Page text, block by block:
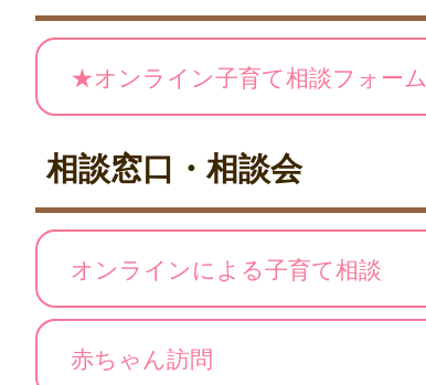
★オンライン子育て相談フォーム
相談窓口・相談会
オンラインによる子育て相談
赤ちゃん訪問